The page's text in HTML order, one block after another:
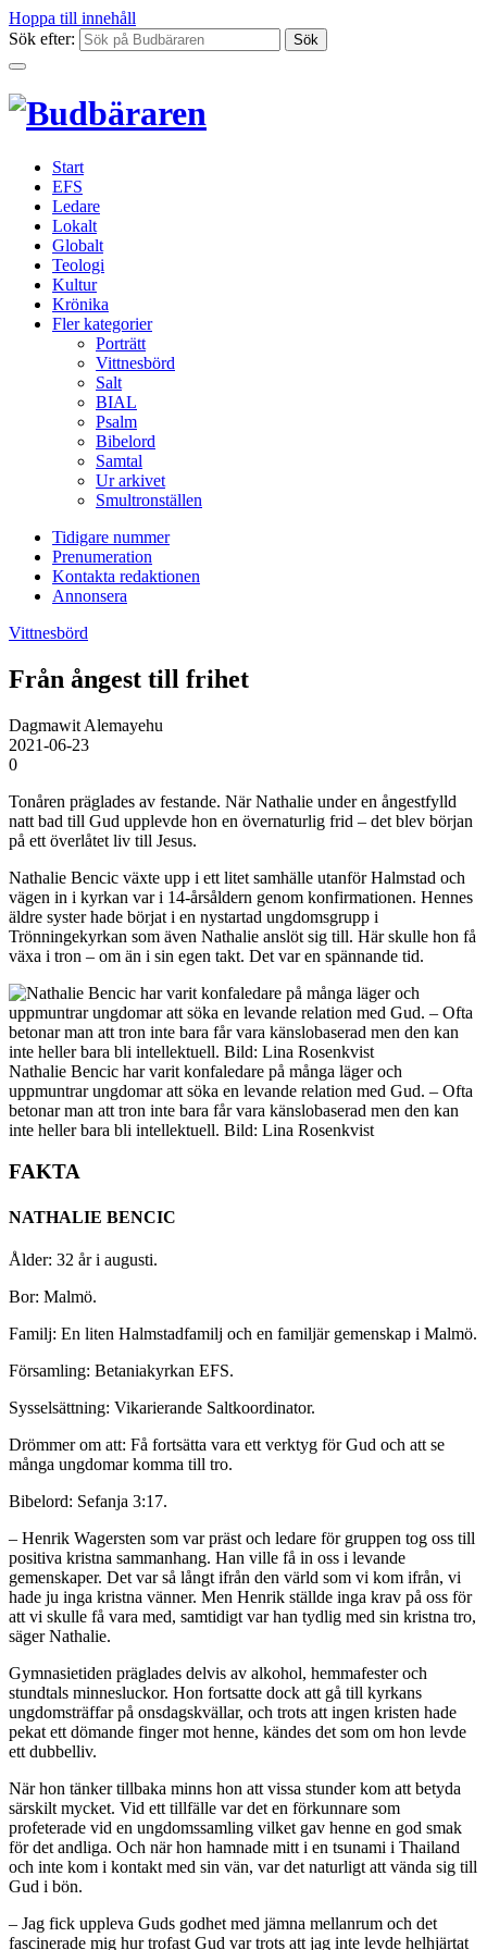
Hoppa till innehåll
Sök efter:
Start
EFS
Ledare
Lokalt
Globalt
Teologi
Kultur
Krönika
Fler kategorier
Porträtt
Vittnesbörd
Salt
BIAL
Psalm
Bibelord
Samtal
Ur arkivet
Smultronställen
Tidigare nummer
Prenumeration
Kontakta redaktionen
Annonsera
Vittnesbörd
Från ångest till frihet
Dagmawit Alemayehu
2021-06-23
0
Tonåren präglades av festande. När Nathalie under en ångestfylld
natt bad till Gud upplevde hon en övernaturlig frid – det blev början
på ett överlåtet liv till Jesus.
Nathalie Bencic växte upp i ett litet samhälle utanför Halmstad och
vägen in i kyrkan var i 14-årsåldern genom konfirmationen. Hennes
äldre syster hade börjat i en nystartad ungdomsgrupp i
Trönningekyrkan som även Nathalie anslöt sig till. Här skulle hon få
växa i tron – om än i sin egen takt. Det var en spännande tid.
Nathalie Bencic har varit konfaledare på många läger och
uppmuntrar ungdomar att söka en levande relation med Gud. – Ofta
betonar man att tron inte bara får vara känslobaserad men den kan
inte heller bara bli intellektuell. Bild: Lina Rosenkvist
FAKTA
NATHALIE BENCIC
Ålder: 32 år i augusti.
Bor: Malmö.
Familj: En liten Halmstadfamilj och en familjär gemenskap i Malmö.
Församling: Betaniakyrkan EFS.
Sysselsättning: Vikarierande Saltkoordinator.
Drömmer om att: Få fortsätta vara ett verktyg för Gud och att se
många ungdomar komma till tro.
Bibelord: Sefanja 3:17.
– Henrik Wagersten som var präst och ledare för gruppen tog oss till
positiva kristna sammanhang. Han ville få in oss i levande
gemenskaper. Det var så långt ifrån den värld som vi kom ifrån, vi
hade ju inga kristna vänner. Men Henrik ställde inga krav på oss för
att vi skulle få vara med, samtidigt var han tydlig med sin kristna tro,
säger Nathalie.
Gymnasietiden präglades delvis av alkohol, hemmafester och
stundtals minnesluckor. Hon fortsatte dock att gå till kyrkans
ungdomsträffar på onsdagskvällar, och trots att ingen kristen hade
pekat ett dömande finger mot henne, kändes det som om hon levde
ett dubbelliv.
När hon tänker tillbaka minns hon att vissa stunder kom att betyda
särskilt mycket. Vid ett tillfälle var det en förkunnare som
profeterade vid en ungdomssamling vilket gav henne en god smak
för det andliga. Och när hon hamnade mitt i en tsunami i Thailand
och inte kom i kontakt med sin vän, var det naturligt att vända sig till
Gud i bön.
– Jag fick uppleva Guds godhet med jämna mellanrum och det
fascinerade mig hur trofast Gud var trots att jag inte levde helhjärtat